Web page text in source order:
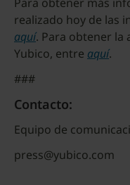
realizado hoy de las
aquí. Para obtener la
Yubico, entre aquí.
###
Contacto:
Equipo de
press@yubico.com